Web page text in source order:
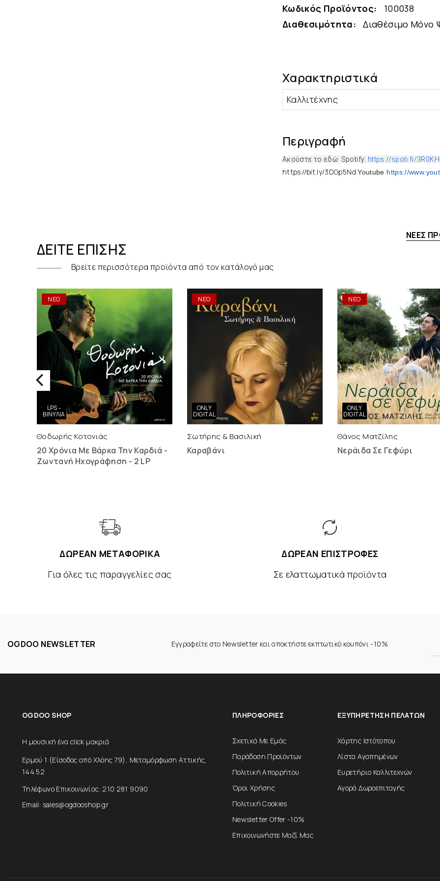
Κωδικός Προϊόντος:
100038
Διαθεσιμότητα:
Διαθέσιμο Μόνο
Χαρακτηριστικά
Καλλιτέχνης
Περιγραφή
Ακούστε το εδώ: Spotify: https://spoti.fi/
https://bit.ly/3DGp5Nd Youtube https://
ΔΕΊΤΕ ΕΠΊΣΗΣ
Βρείτε περισσότερα προϊόντα από τον κατάλογό μας
ΝΈΕΣ
ΝΕΟ
LPS -
ΒΙΝΎΛΙΑ
Θοδωρής Κοτονιάς
20 Χρόνια Με Βάρκα Την Καρδιά -
Ζωντανή Ηχογράφηση - 2 LP
ΝΕΟ
ONLY
DIGITAL
Σωτήρης & Βασιλική
Καραβάνι
ΝΕΟ
ONLY
DIGITAL
Θάνος Ματζίλης
Νεράιδα Σε Γεφύρι
ΔΩΡΕΑΝ ΜΕΤΑΦΟΡΙΚΑ
Για όλες τις παραγγελίες σας
ΔΩΡΕΑΝ ΕΠΙΣΤΡΟΦΕΣ
Σε ελαττωματικά προϊόντα
OGDOO NEWSLETTER Εγγραφείτε στο Newsletter και αποκτήστε εκπτωτικό κουπόνι -10%
OGDOO SHOP
Η μουσική ένα click μακριά
Ερμού 1 (Είσοδος από Χλόης 79), Μεταμόρφωση Αττικής,
144 52
Τηλέφωνο Επικοινωνίας: 210 281 9090
Email: sales@ogdooshop.gr
ΠΛΗΡΟΦΟΡΊΕΣ
Σχετικά Με Εμάς
Παράδοση Προϊόντων
Πολιτική Απορρήτου
Όροι Χρήσης
Πολιτική Cookies
Newsletter Offer -10%
Επικοινωνήστε Μαζί Μας
ΕΞΥΠΗΡΈΤΗΣΗ ΠΕΛΑΤΏΝ
Χάρτης Ιστότοπου
Λίστα Αγαπημένων
Ευρετήριο Καλλιτεχνών
Αγορά Δωροεπιταγής